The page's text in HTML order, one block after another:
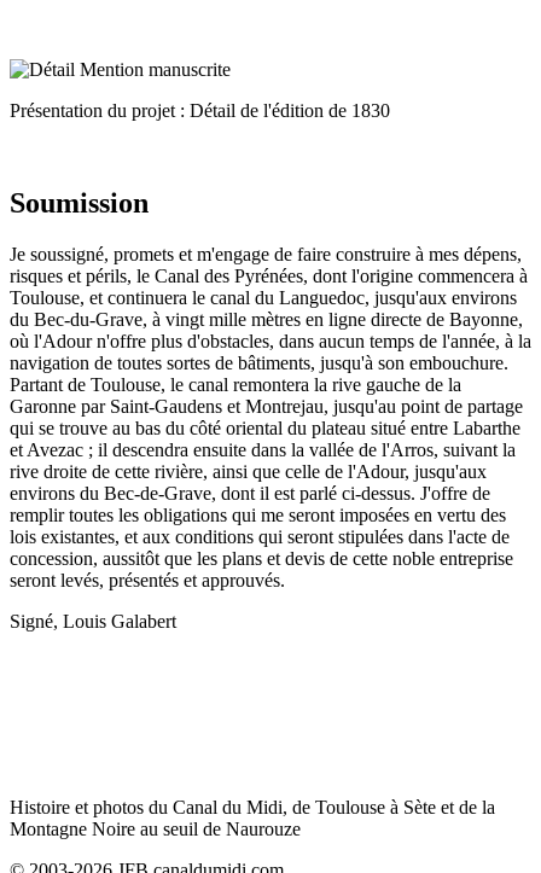
Présentation du projet : Détail de l'édition de 1830
Soumission
Je soussigné, promets et m'engage de faire construire à mes dépens,
risques et périls, le Canal des Pyrénées, dont l'origine commencera à
Toulouse, et continuera le canal du Languedoc, jusqu'aux environs
du Bec-du-Grave, à vingt mille mètres en ligne directe de Bayonne,
où l'Adour n'offre plus d'obstacles, dans aucun temps de l'année, à la
navigation de toutes sortes de bâtiments, jusqu'à son embouchure.
Partant de Toulouse, le canal remontera la rive gauche de la
Garonne par Saint-Gaudens et Montrejau, jusqu'au point de partage
qui se trouve au bas du côté oriental du plateau situé entre Labarthe
et Avezac ; il descendra ensuite dans la vallée de l'Arros, suivant la
rive droite de cette rivière, ainsi que celle de l'Adour, jusqu'aux
environs du Bec-de-Grave, dont il est parlé ci-dessus. J'offre de
remplir toutes les obligations qui me seront imposées en vertu des
lois existantes, et aux conditions qui seront stipulées dans l'acte de
concession, aussitôt que les plans et devis de cette noble entreprise
seront levés, présentés et approuvés.
Signé, Louis Galabert
Histoire et photos du Canal du Midi, de Toulouse à Sète et de la
Montagne Noire au seuil de Naurouze